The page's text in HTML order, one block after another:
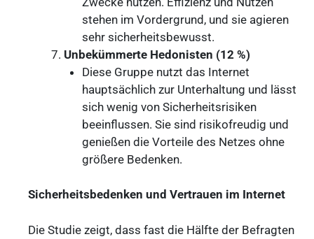
stehen im Vordergrund, und sie agieren
sehr sicherheitsbewusst.
Unbekümmerte Hedonisten (12 %)
Diese Gruppe nutzt das Internet
hauptsächlich zur Unterhaltung und lässt
sich wenig von Sicherheitsrisiken
beeinflussen. Sie sind risikofreudig und
genießen die Vorteile des Netzes ohne
größere Bedenken.
Sicherheitsbedenken und Vertrauen im Internet
Die Studie zeigt, dass fast die Hälfte der Befragten